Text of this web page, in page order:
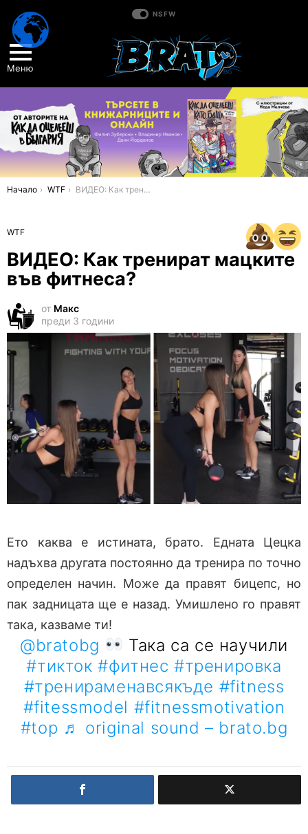
NSFW
Меню
You are here:
Начало WTF ВИДЕО: Как тренират мацките във фитнеса?
WTF
ВИДЕО: Как тренират мацките
във фитнеса?
от Макс
преди 3 години
Ето каква е истината, брато. Едната Цецка
надъхва другата постоянно да тренира по точно
определен начин. Може да правят бицепс, но
пак задницата ще е назад. Умишлено го правят
така, казваме ти!
@bratobg
Така са се научили
#тикток #фитнес #тренировка
#тренираменавсякъде #fitness
#fitessmodel #fitnessmotivation
#top ♬ original sound – brato.bg